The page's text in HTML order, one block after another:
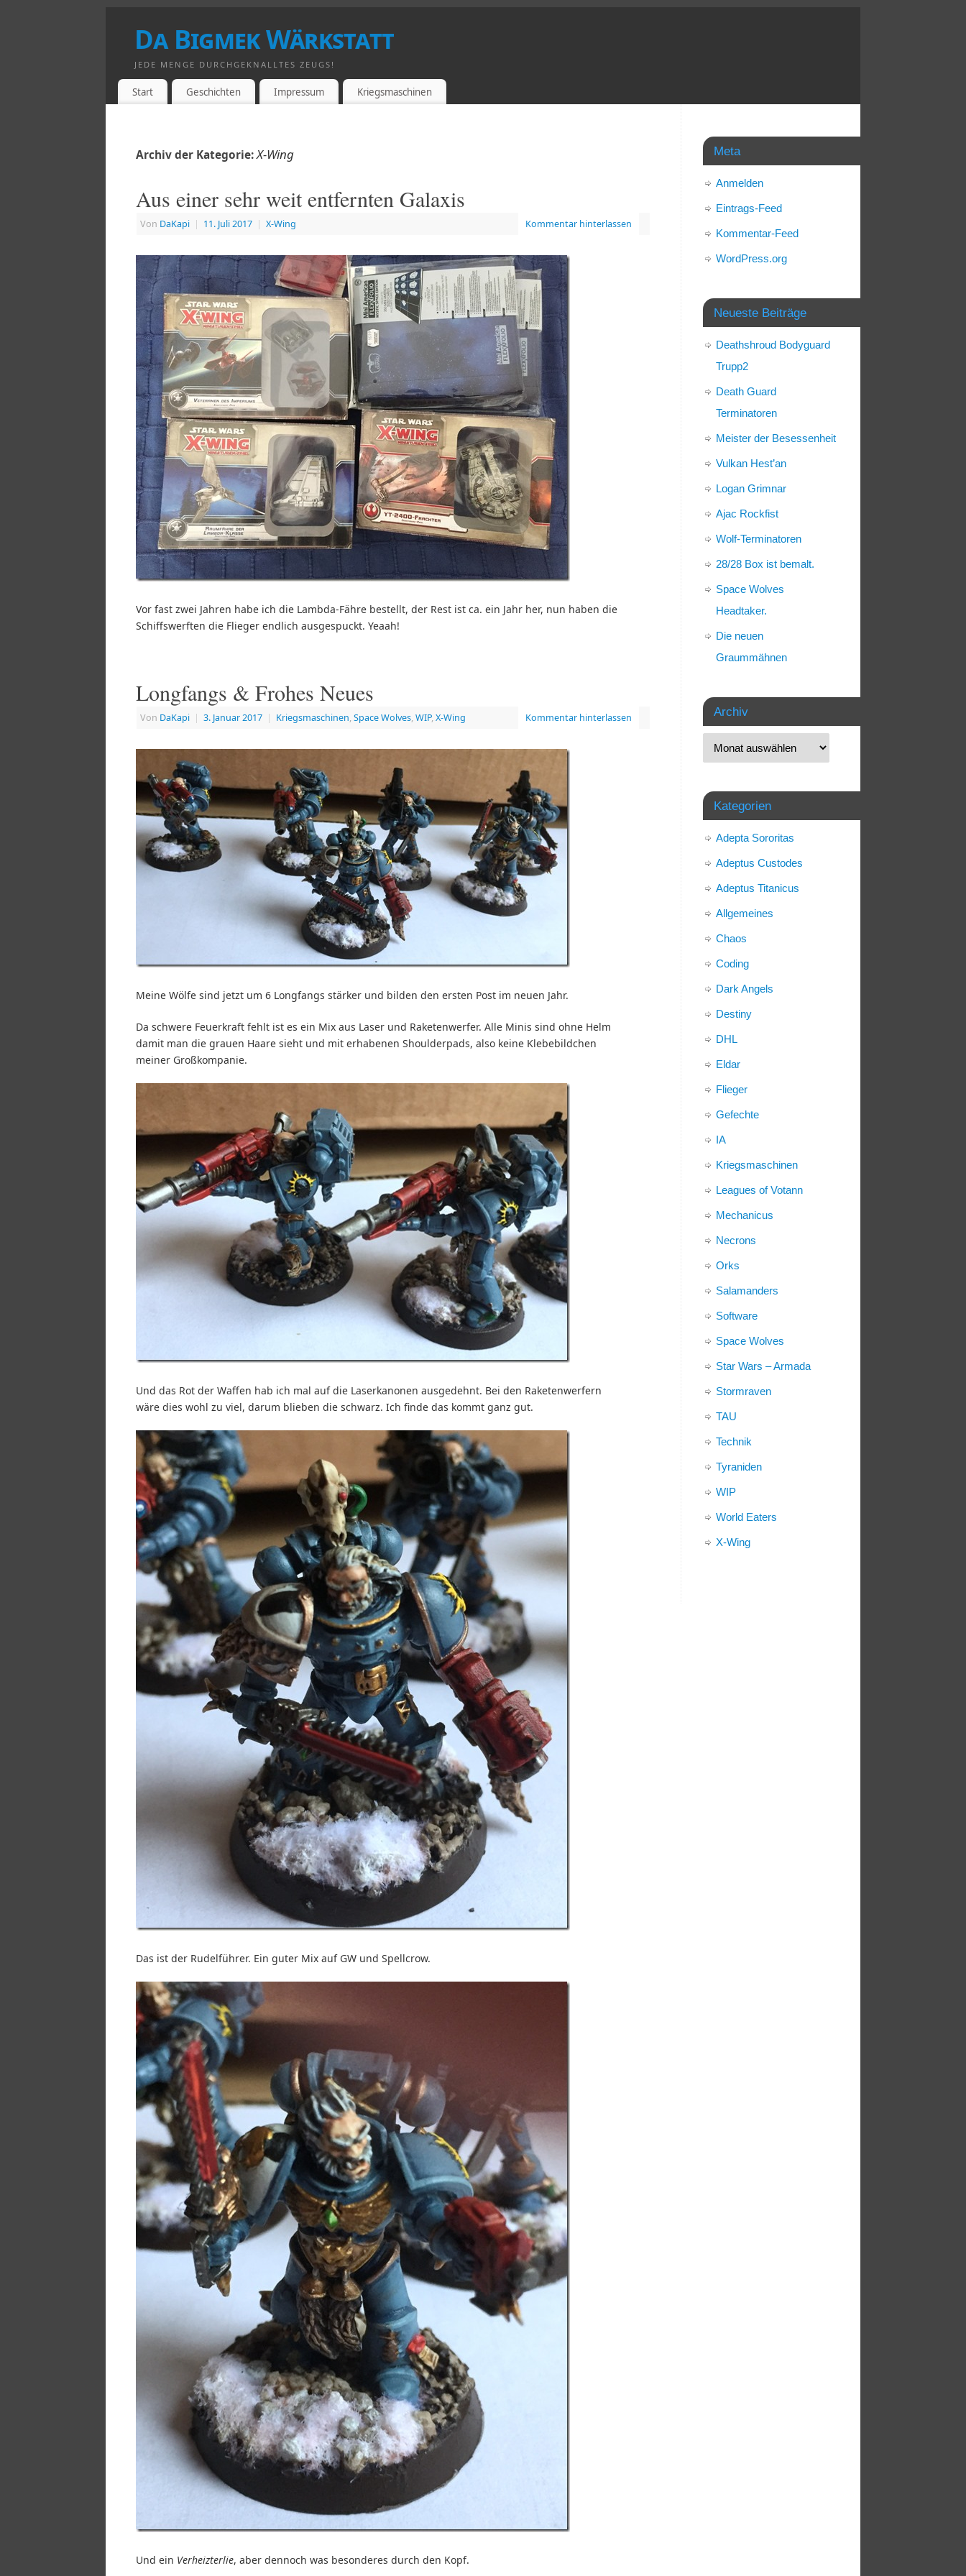
Da Bigmek Wärkstatt
JEDE MENGE DURCHGEKNALLTES ZEUGS!
Start Geschichten Impressum Kriegsmaschinen
Archiv der Kategorie:X-Wing
Aus einer sehr weit entfernten Galaxis
Von DaKapi | 11. Juli 2017 | X-Wing Kommentar hinterlassen
Vor fast zwei Jahren habe ich die Lambda-Fähre bestellt, der Rest ist ca. ein Jahr her, nun haben die
Schiffswerften die Flieger endlich ausgespuckt. Yeaah!
Longfangs & Frohes Neues
Von DaKapi | 3. Januar 2017 | Kriegsmaschinen, Space Wolves, WIP, X-Wing Kommentar hinterlassen
Meine Wölfe sind jetzt um 6 Longfangs stärker und bilden den ersten Post im neuen Jahr.
Da schwere Feuerkraft fehlt ist es ein Mix aus Laser und Raketenwerfer. Alle Minis sind ohne Helm
damit man die grauen Haare sieht und mit erhabenen Shoulderpads, also keine Klebebildchen
meiner Großkompanie.
Und das Rot der Waffen hab ich mal auf die Laserkanonen ausgedehnt. Bei den Raketenwerfern
wäre dies wohl zu viel, darum blieben die schwarz. Ich finde das kommt ganz gut.
Das ist der Rudelführer. Ein guter Mix auf GW und Spellcrow.
Und ein Verheizterlie, aber dennoch was besonderes durch den Kopf.
Meta
Anmelden
Eintrags-Feed
Kommentar-Feed
WordPress.org
Neueste Beiträge
Deathshroud Bodyguard
Trupp2
Death Guard
Terminatoren
Meister der Besessenheit
Vulkan Hest’an
Logan Grimnar
Ajac Rockfist
Wolf-Terminatoren
28/28 Box ist bemalt.
Space Wolves
Headtaker.
Die neuen
Graummähnen
Archiv
Kategorien
Adepta Sororitas
Adeptus Custodes
Adeptus Titanicus
Allgemeines
Chaos
Coding
Dark Angels
Destiny
DHL
Eldar
Flieger
Gefechte
IA
Kriegsmaschinen
Leagues of Votann
Mechanicus
Necrons
Orks
Salamanders
Software
Space Wolves
Star Wars – Armada
Stormraven
TAU
Technik
Tyraniden
WIP
World Eaters
X-Wing